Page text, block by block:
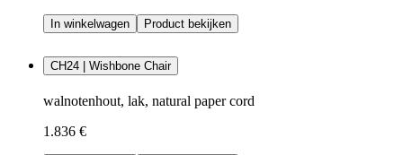
In winkelwagen Product bekijken
CH24 | Wishbone Chair
walnotenhout, lak, natural paper cord
1.836 €